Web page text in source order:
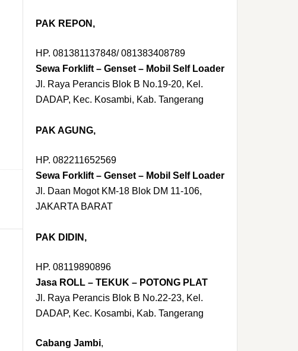
PAK REPON,
HP. 081381137848/ 081383408789
Sewa Forklift – Genset – Mobil Self Loader
Jl. Raya Perancis Blok B No.19-20, Kel.
DADAP, Kec. Kosambi, Kab. Tangerang
PAK AGUNG,
HP. 082211652569
Sewa Forklift – Genset – Mobil Self Loader
Jl. Daan Mogot KM-18 Blok DM 11-106,
JAKARTA BARAT
PAK DIDIN,
HP. 08119890896
Jasa ROLL – TEKUK – POTONG PLAT
Jl. Raya Perancis Blok B No.22-23, Kel.
DADAP, Kec. Kosambi, Kab. Tangerang
Cabang Jambi,